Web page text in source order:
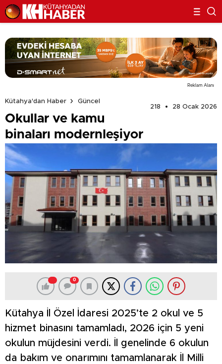
Reklam Alanı
Kütahya'dan Haber
Güncel
218
28 Ocak 2026
Okullar ve kamu
binaları modernleşiyor
0
Kütahya İl Özel İdaresi 2025’te 2 okul ve 5
hizmet binasını tamamladı, 2026 için 5 yeni
okulun müjdesini verdi. İl genelinde 6 okulun
da bakım ve onarımını tamamlanarak İl Milli